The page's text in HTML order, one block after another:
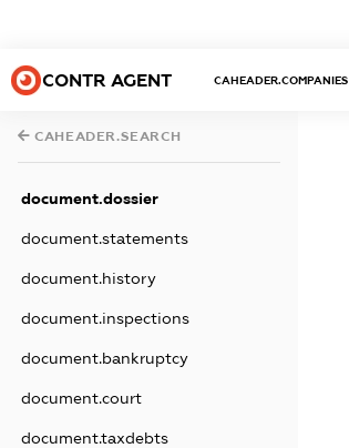
CONTR AGENT CAHEADER.COMPANIES
CAHEADER.SEARCH
document.dossier
document.statements
document.history
document.inspections
document.bankruptcy
document.court
document.taxdebts